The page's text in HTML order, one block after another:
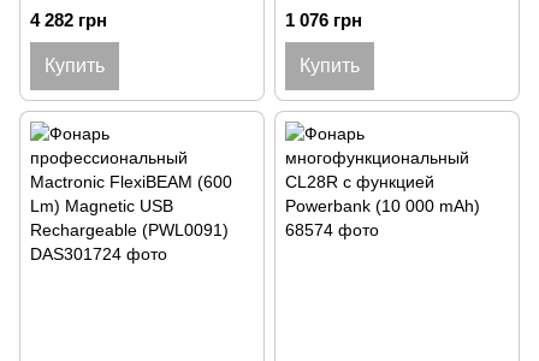
Magnetic USB Rechargeable
(PWL0101)
4 282 грн
Купить
Cool White/Red LED Magnetic
Recharg Type-C (PWL0014)
1 076 грн
Купить